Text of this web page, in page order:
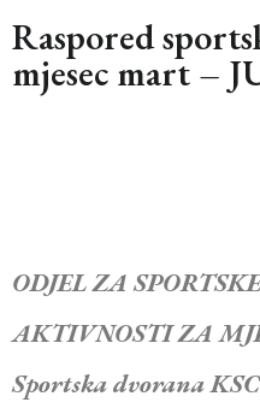
Raspored
mjesec mart –
ODJEL ZA
AKTIVNOSTI ZA
Sportska dvorana KSC